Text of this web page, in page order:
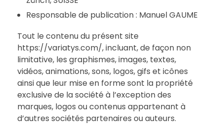
Responsable de publication : Manuel GAUME
Tout le contenu du présent site
https://variatys.com/, incluant, de façon non
limitative, les graphismes, images, textes,
vidéos, animations, sons, logos, gifs et icônes
ainsi que leur mise en forme sont la propriété
exclusive de la société à l’exception des
marques, logos ou contenus appartenant à
d’autres sociétés partenaires ou auteurs.